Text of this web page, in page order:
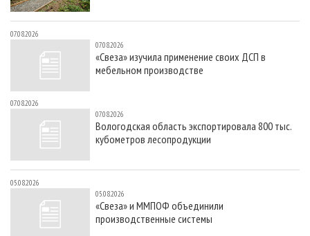
07.08.2026
07.08.2026
«Свеза» изучила применение своих ДСП в
мебельном производстве
07.08.2026
07.08.2026
Вологодская область экспортировала 800 тыс.
кубометров лесопродукции
05.08.2026
05.08.2026
«Свеза» и ММПОФ объединили
производственные системы